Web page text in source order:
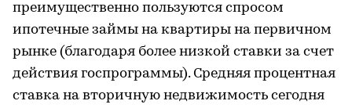
преимущественно пользуются спросом
ипотечные займы на квартиры на первичном
рынке (благодаря более низкой ставки за счет
действия госпрограммы). Средняя процентная
ставка на вторичную недвижимость сегодня